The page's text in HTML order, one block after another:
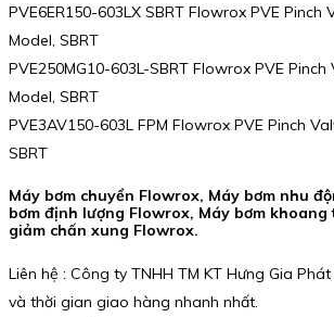
PVE6ER150-603LX SBRT Flowrox PVE Pinch
Model, SBRT
PVE250MG10-603L-SBRT Flowrox PVE Pinch
Model, SBRT
PVE3AV150-603L FPM Flowrox PVE Pinch
SBRT
Máy bơm chuyển Flowrox, Máy bơm nhu
bơm định lượng Flowrox, Máy bơm khoang
giảm chấn xung Flowrox.
Liên hệ : Công ty TNHH TM KT Hưng Gia
và thời gian giao hàng nhanh nhất.